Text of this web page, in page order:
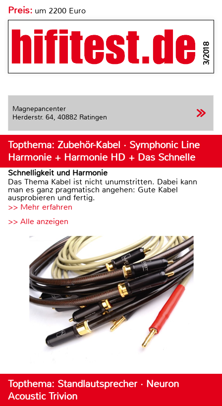
Preis: um 2200 Euro
3/2018
Magnepancenter
Herderstr. 64, 40882 Ratingen
Topthema: Zubehör-Kabel · Symphonic Line
Harmonie + Harmonie HD + Das Schnelle
Schnelligkeit und Harmonie
Das Thema Kabel ist nicht unumstritten. Dabei kann
man es ganz pragmatisch angehen: Gute Kabel
ausprobieren und fertig.
>> Mehr erfahren
>> Alle anzeigen
Topthema: Standlautsprecher · Neuron
Acoustic Trivion